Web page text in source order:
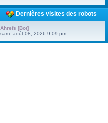
Dernières visites des robots
Ahrefs [Bot]
sam. août 08, 2026 9:09 pm